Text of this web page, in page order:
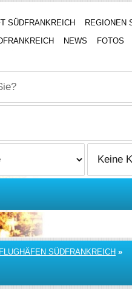
SÜDFRANKREICH REGIONEN
NEWS FOTOS
FLUGHÄFEN SÜDFRANKREICH »